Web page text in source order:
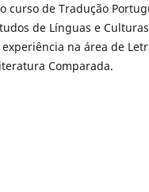
curso de Tradução
de Línguas e
na área de
Comparada.